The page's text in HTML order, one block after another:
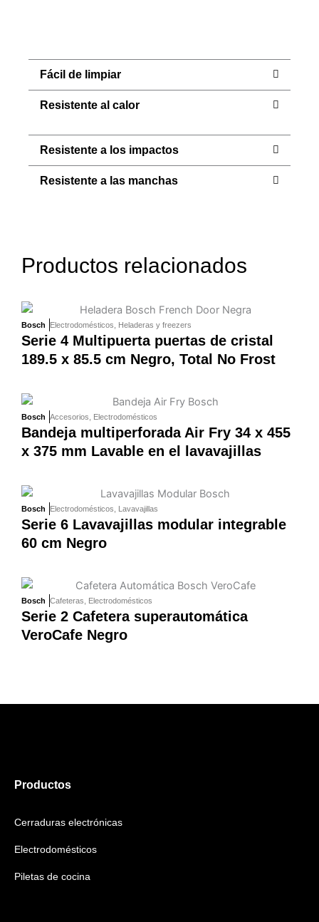
Fácil de limpiar
Resistente al calor
Resistente a los impactos
Resistente a las manchas
Productos relacionados
Bosch Electrodomésticos Heladeras y freezers
Serie 4 Multipuerta puertas de cristal
189.5 x 85.5 cm Negro, Total No Frost
Bosch Accesorios Electrodomésticos
Bandeja multiperforada Air Fry 34 x 455
x 375 mm Lavable en el lavavajillas
Bosch Electrodomésticos Lavavajillas
Serie 6 Lavavajillas modular integrable
60 cm Negro
Bosch Cafeteras Electrodomésticos
Serie 2 Cafetera superautomática
VeroCafe Negro
Productos
Cerraduras electrónicas
Electrodomésticos
Piletas de cocina